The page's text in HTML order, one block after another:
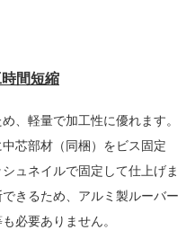
間短縮
、軽量で加工性に優れます。
芯部材（同梱）をビス固定
ュネイルで固定して仕上げま
きるため、アルミ製ルーバー
必要ありません。